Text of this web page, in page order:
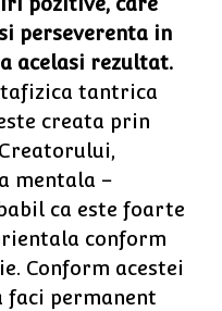
perseverenta in
acelasi rezultat.
tantrica
creata prin
mentala –
ca este foarte
conform
Conform acestei
faci permanent